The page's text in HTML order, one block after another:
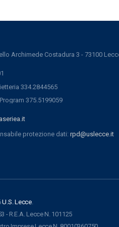
Archimede Costadura 3 - 73100
334.2844565
375.5199059
protezione dati: rpd@uslecce.it
U.S. Lecce.
- R.E.A. Lecce N. 101125